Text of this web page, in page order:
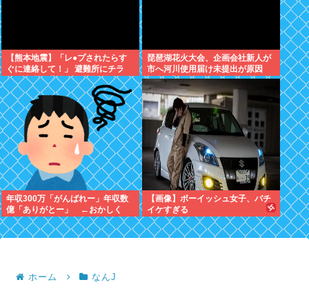
【熊本地震】「レ●プされたらす
ぐに連絡して！」 避難所にチラ
シ。 無料で緊急避妊薬を届けるシ
ステムを実現へ
琵琶湖花火大会、企画会社新人が
市へ河川使用届け未提出が原因
→Xで告知したらできると思った
年収300万「がんばれー」年収数
億「ありがとー」 ←おかしく
ね？
【画像】ボーイッシュ女子、バチ
イケすぎる
ホーム なんJ